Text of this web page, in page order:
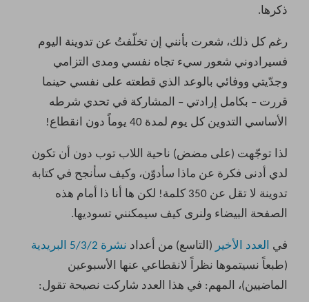
ذكرها.
رغم كل ذلك، شعرت بأنني إن تخلّفتُ عن تدوينة اليوم
فسيرادوني شعور سيء تجاه نفسي ومدى التزامي
وجدّيتي ووفائي بالوعد الذي قطعته على نفسي حينما
قررت – بكامل إرادتي – المشاركة في تحدي شرطه
الأساسي التدوين كل يوم لمدة 40 يوماً دون انقطاع!
لذا توجّهت (على مضض) ناحية اللاب توب دون أن تكون
لدي أدنى فكرة عن ماذا سأدوّن، وكيف سأنجح في كتابة
تدوينة لا تقل عن 350 كلمة! لكن ها أنا ذا أمام هذه
الصفحة البيضاء ولنرى كيف سيمكنني تسوديها.
في العدد الأخير (التاسع) من أعداد نشرة 5/3/2 البريدية
(طبعاً نسيتموها نظراً لانقطاعي عنها الأسبوعين
الماضيين)، المهم: في هذا العدد شاركت نصيحة تقول: